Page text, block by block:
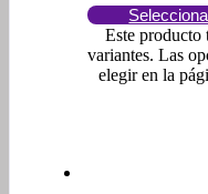
Este producto
variantes. Las
elegir en la